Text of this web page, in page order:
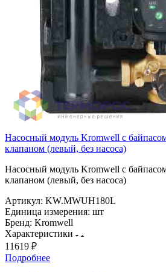
Насосный модуль Kromwell с
клапаном (левый, без насоса)
Насосный модуль Kromwell с
клапаном (левый, без насоса)
Артикул: KW.MWUH180L
Единица измерения: шт
Бренд: Kromwell
Характеристики
11619 ₽
Подробнее